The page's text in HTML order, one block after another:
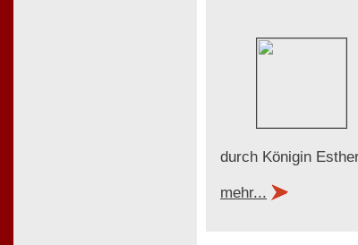
durch Königin
mehr...